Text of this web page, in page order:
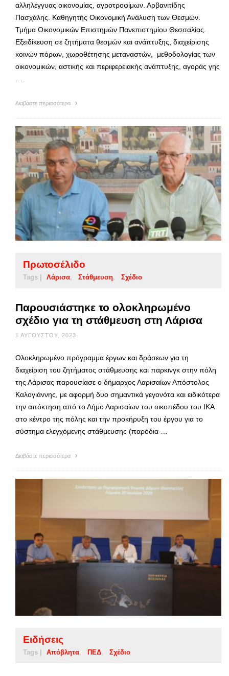
αλληλέγγυας οικονομίας, αγροτροφίμων. Αρβανιτίδης
Πασχάλης. Καθηγητής Οικονομική Ανάλυση των Θεσμών.
Τμήμα Οικονομικών Επιστημών Πανεπιστημίου Θεσσαλίας.
Εξειδίκευση σε ζητήματα θεσμών και ανάπτυξης, διαχείρισης
κοινών πόρων, χωροθέτησης μεταναστών, μεθοδολογίας των
οικονομικών, αστικής και περιφερειακής ανάπτυξης, αγοράς γης
Διαβάστε περισσότερα
Πρωτοσέλιδο
Tags | Λάρισα Στάθμευση Σχέδιο
Παρουσιάστηκε το ολοκληρωμένο
σχέδιο για τη στάθμευση στη Λάρισα
1 ΑΥΓΟΎΣΤΟΥ, 2023
Ολοκληρωμένο πρόγραμμα έργων και δράσεων για τη
διαχείριση του ζητήματος στάθμευσης και παρκινγκ στην πόλη
της Λάρισας παρουσίασε ο δήμαρχος Λαρισαίων Απόστολος
Καλογιάννης, με αφορμή δυο σημαντικά γεγονότα και ειδικότερα
την απόκτηση από το Δήμο Λαρισαίων του οικοπέδου του ΙΚΑ
στο κέντρο της πόλης και την προκήρυξη του έργου για το
σύστημα ελεγχόμενης στάθμευσης (παρόδια …
Διαβάστε περισσότερα
Ειδήσεις
Tags | Απόβλητα ΠΕΔ Σχέδιο